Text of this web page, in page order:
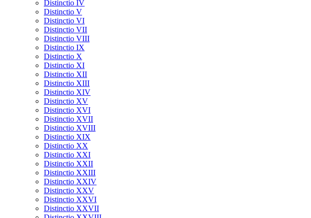
Distinctio IV
Distinctio V
Distinctio VI
Distinctio VII
Distinctio VIII
Distinctio IX
Distinctio X
Distinctio XI
Distinctio XII
Distinctio XIII
Distinctio XIV
Distinctio XV
Distinctio XVI
Distinctio XVII
Distinctio XVIII
Distinctio XIX
Distinctio XX
Distinctio XXI
Distinctio XXII
Distinctio XXIII
Distinctio XXIV
Distinctio XXV
Distinctio XXVI
Distinctio XXVII